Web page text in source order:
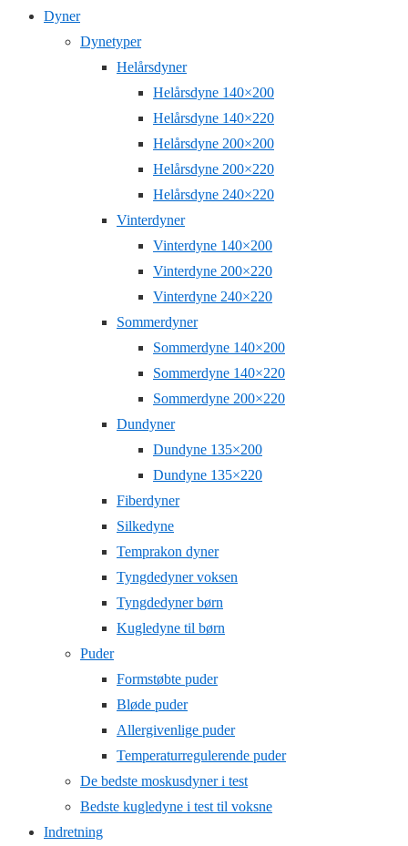
Dyner
Dynetyper
Helårsdyner
Helårsdyne 140×200
Helårsdyne 140×220
Helårsdyne 200×200
Helårsdyne 200×220
Helårsdyne 240×220
Vinterdyner
Vinterdyne 140×200
Vinterdyne 200×220
Vinterdyne 240×220
Sommerdyner
Sommerdyne 140×200
Sommerdyne 140×220
Sommerdyne 200×220
Dundyner
Dundyne 135×200
Dundyne 135×220
Fiberdyner
Silkedyne
Temprakon dyner
Tyngdedyner voksen
Tyngdedyner børn
Kugledyne til børn
Puder
Formstøbte puder
Bløde puder
Allergivenlige puder
Temperaturregulerende puder
De bedste moskusdyner i test
Bedste kugledyne i test til voksne
Indretning